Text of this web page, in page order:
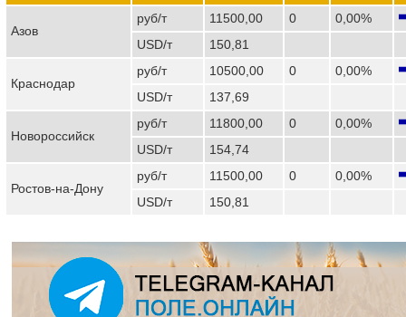
Азов
руб/т 11500,00 0
0,00%
USD/т
150,81
Краснодар
руб/т 10500,00 0
0,00%
USD/т
137,69
Новороссийск
руб/т 11800,00 0
0,00%
USD/т
154,74
Ростов-на-Дону
руб/т 11500,00 0
0,00%
USD/т
150,81